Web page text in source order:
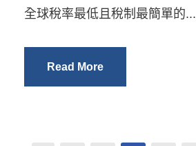
全球稅率最低且稅制最簡單的...
Read More